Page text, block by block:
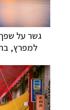
גשר על
למפרץ,